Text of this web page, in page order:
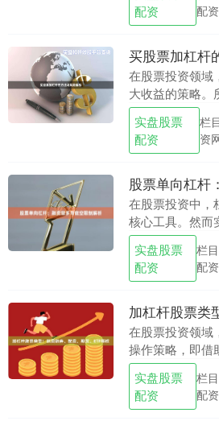
杠杆方式主要有
配资
配资
买股票加杠杆
在股票投资领域
大收益的策略。
资，本质上是通
金，从而在股
报。然而，杠杆
实盘股票
配资
栏
资
在股票投资中，
核心工具。然而
杠杆都能双向操
投资者只能通
仓位，例如融....
实盘股票
配资
栏
配资
在股票投资领域
操作策略，即借
益。然而，杠杆
盈利，也可能
四种主流加杠杆
实盘股票
配资
栏
配资